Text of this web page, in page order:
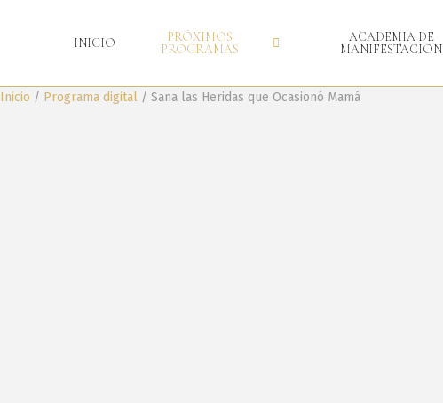
INICIO
PRÓXIMOS
PROGRAMAS
ACADEMIA DE
MANIFESTACIÓN
Inicio / Programa digital / Sana las Heridas que Ocasionó Mamá